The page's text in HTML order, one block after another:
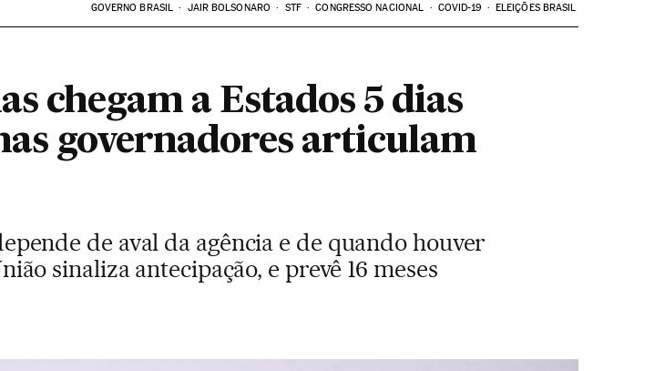
GOVERNO BRASIL JAIR BOLSONARO STF CONGRESSO NACIONAL COVID-19 ELEIÇÕES BRASIL
chegam a Estados 5 dias
governadores articulam
de aval da agência e de quando houver
sinaliza antecipação, e prevê 16 meses